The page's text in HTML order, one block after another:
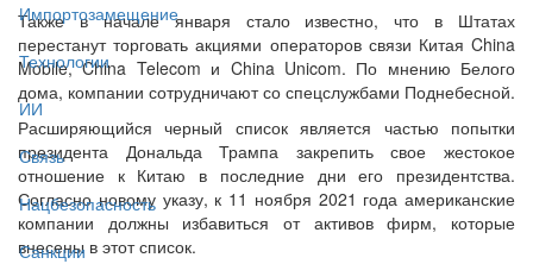
Импортозамещение
Технологии
ИИ
Связь
Нацбезопасность
Санкции
Также в начале января стало известно, что в Штатах
перестанут торговать акциями операторов связи Китая China
Mobile, China Telecom и China Unicom. По мнению Белого
дома, компании сотрудничают со спецслужбами Поднебесной.
Расширяющийся черный список является частью попытки
президента Дональда Трампа закрепить свое жестокое
отношение к Китаю в последние дни его президентства.
Согласно новому указу, к 11 ноября 2021 года американские
компании должны избавиться от активов фирм, которые
внесены в этот список.